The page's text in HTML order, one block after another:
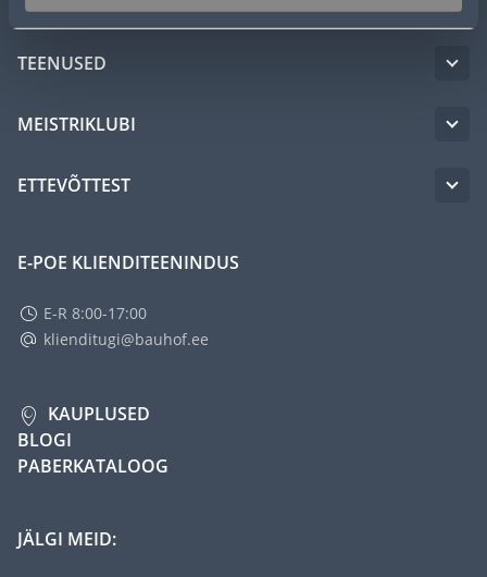
TEENUSED
MEISTRIKLUBI
ETTEVÕTTEST
E-POE KLIENDITEENINDUS
E-R 8:00-17:00
klienditugi@bauhof.ee
KAUPLUSED
BLOGI
PABERKATALOOG
JÄLGI MEID: